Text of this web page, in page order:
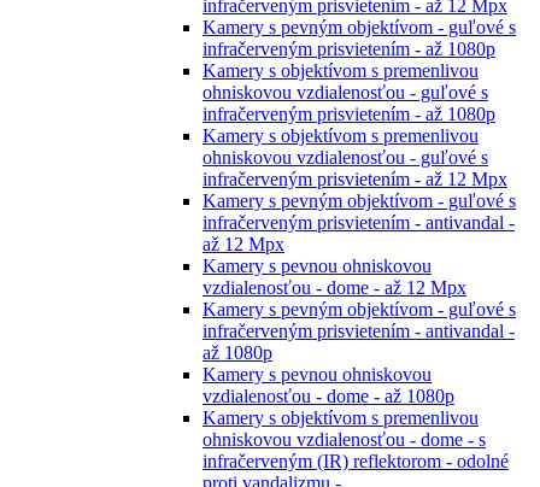
infračerveným prisvietením - až 12 Mpx
Kamery s pevným objektívom - guľové s
infračerveným prisvietením - až 1080p
Kamery s objektívom s premenlivou
ohniskovou vzdialenosťou - guľové s
infračerveným prisvietením - až 1080p
Kamery s objektívom s premenlivou
ohniskovou vzdialenosťou - guľové s
infračerveným prisvietením - až 12 Mpx
Kamery s pevným objektívom - guľové s
infračerveným prisvietením - antivandal -
až 12 Mpx
Kamery s pevnou ohniskovou
vzdialenosťou - dome - až 12 Mpx
Kamery s pevným objektívom - guľové s
infračerveným prisvietením - antivandal -
až 1080p
Kamery s pevnou ohniskovou
vzdialenosťou - dome - až 1080p
Kamery s objektívom s premenlivou
ohniskovou vzdialenosťou - dome - s
infračerveným (IR) reflektorom - odolné